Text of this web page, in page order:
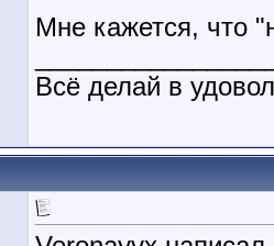
Мне кажется, что
Всё делай в